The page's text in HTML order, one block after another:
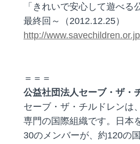
「きれいで安心して遊べ
最終回～（2012.12.25）
http://
＝＝＝
公益社団法人セーブ・ザ・
セーブ・ザ・チルドレンは
専門の国際組織です。日本
30のメンバーが、約120の